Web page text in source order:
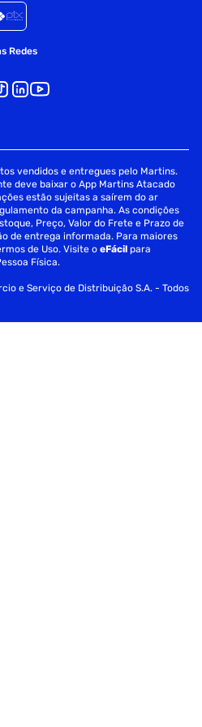
Redes
vendidos e entregues pelo Martins.
deve baixar o App Martins Atacado
estão sujeitas a saírem do ar
da campanha. As condições
Preço, Valor do Frete e Prazo de
de entrega informada. Para maiores
de Uso. Visite oeFácil para
Física.
e Serviço de Distribuição S.A. - Todos